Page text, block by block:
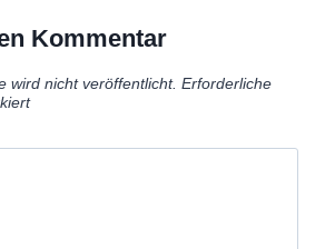
Kommentar
wird nicht veröffentlicht. Erforderliche